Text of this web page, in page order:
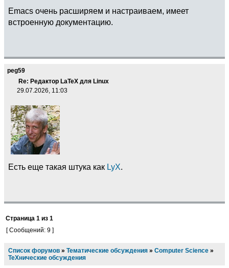
Emacs очень расширяем и настраиваем, имеет
встроенную документацию.
peg59
Re: Редактор LaTeX для Linux
29.07.2026, 11:03
Есть еще такая штука как LyX.
Страница 1 из 1
[ Сообщений: 9 ]
Список форумов » Тематические обсуждения » Computer Science »
TeXнические обсуждения